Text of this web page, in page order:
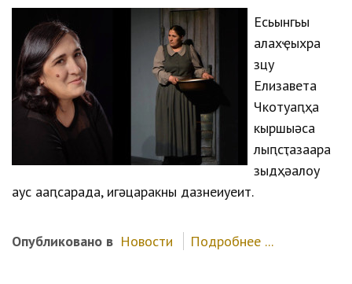
Есқьынгьы
алахҿыхра
зцу
Елизавета
Чкотуаԥҳа
кыршықәса
лыԥсҭазаара
зыдҳәалоу
аус ааԥсарада, игәцаракны дазнеиуеит.
Опубликовано в Новости Подробнее ...